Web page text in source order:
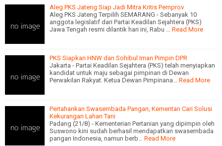
Aleg PKS Jateng Siap Jadi Mitra Kritis Pemprov
Aleg PKS Jateng Terpilih SEMARANG - Sebanyak 10
anggota legislatif dari Partai Keadilan Sejahtera (PKS)
Jawa Tengah resmi dilantik hari ini, Rabu … Read More
PKS Siapkan HNW dan Sohibul Iman Pimpin DPR
Jakarta - Partai Keadilan Sejahtera (PKS) telah menyiapkan
kandidat untuk maju sebagai pimpinan di Dewan
Perwakilan Rakyat. Ketua Dewan Pimpinana… Read More
Pertahankan Swasembada Pangan, Kementan Cari Solusi
Kekurangan Lahan Tani
Padang (21/8) - Kementerian Pertanian yang dipimpin oleh
Suswono kini sudah berhasil mendapatkan swasembada
pangan Indonesia, namun berb… Read More